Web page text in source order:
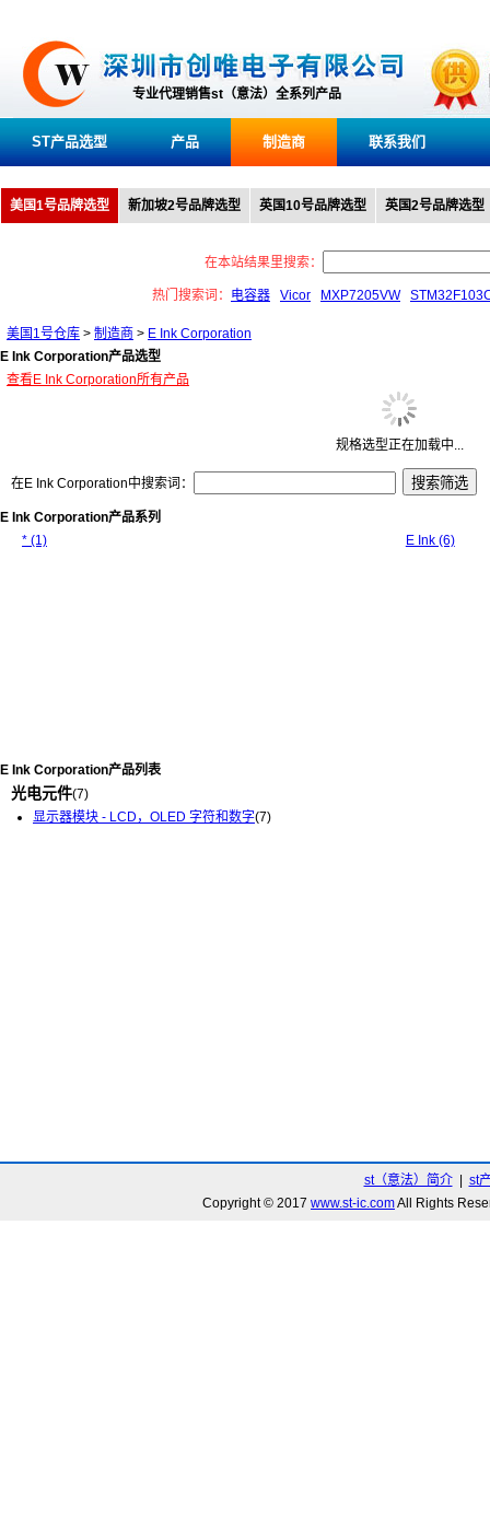
专业代理销售st（意法）全系列产品
ST产品选型 产品 制造商 联系我们
美国1号品牌选型 新加坡2号品牌选型 英国10号品牌选型 英国2号品牌选型
在本站结果里搜索：
热门搜索词： 电容器 Vicor MXP7205VW
美国1号仓库 > 制造商 > E Ink Corporation
E Ink Corporation产品选型
查看E Ink Corporation所有产品
规格选型正在加载中...
在E Ink Corporation中搜索词：
E Ink Corporation产品系列
* (1)
E Ink (6)
E Ink Corporation产品列表
光电元件(7)
显示器模块 - LCD，OLED 字符和数字(7)
st（意法）简介| st
Copyright © 2017 www.st-ic.comAll Rights